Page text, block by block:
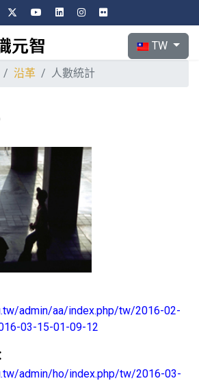
選擇你的語言
TW
沿革 人數統計
admin/aa/index.php/tw/2016-02-
03-15-01-09-12
admin/ho/index.php/tw/2016-03-